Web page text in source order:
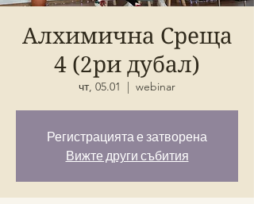
Алхимична Среща
4 (2ри дубал)
чт, 05.01
  |
webinar
Регистрацията е затворена
Вижте други събития